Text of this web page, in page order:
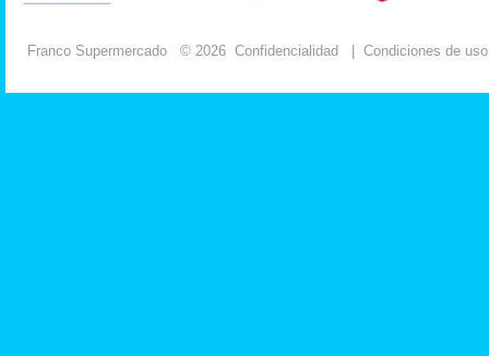
Franco Supermercado © 2026 Confidencialidad Condiciones de uso